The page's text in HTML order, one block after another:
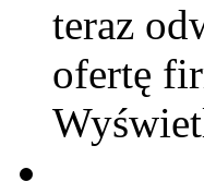
teraz
ofertę